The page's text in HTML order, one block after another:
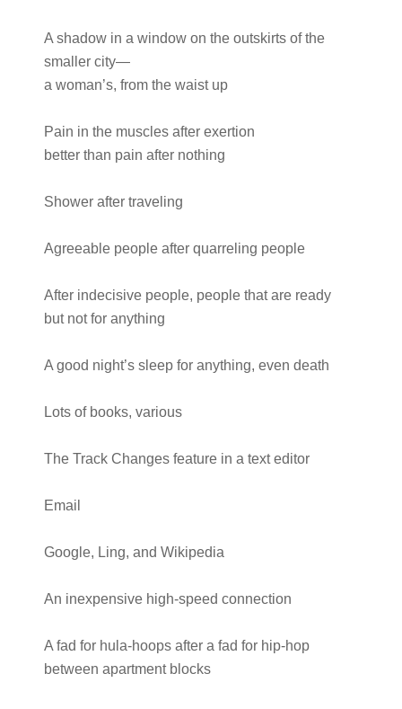
A shadow in a window on the outskirts of the
smaller city—
a woman’s, from the waist up
Pain in the muscles after exertion
better than pain after nothing
Shower after traveling
Agreeable people after quarreling people
After indecisive people, people that are ready
but not for anything
A good night’s sleep for anything, even death
Lots of books, various
The Track Changes feature in a text editor
Email
Google, Ling, and Wikipedia
An inexpensive high-speed connection
A fad for hula-hoops after a fad for hip-hop
between apartment blocks